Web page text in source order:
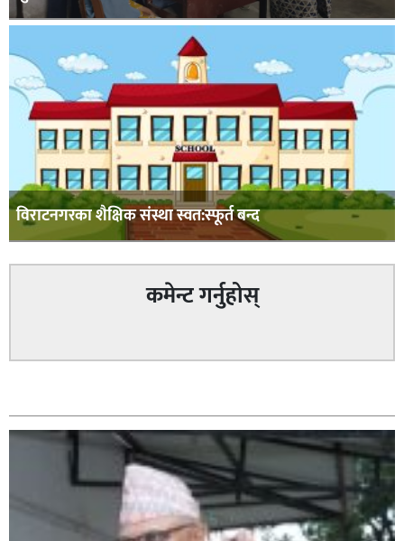
विराटनगरका शैक्षिक संस्था स्वत:स्फूर्त बन्द
कमेन्ट गर्नुहोस्